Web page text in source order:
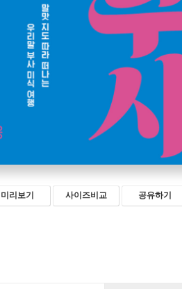
미리보기 사이즈비교 공유하기